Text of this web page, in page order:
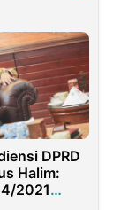
DPRD
Halim:
2021